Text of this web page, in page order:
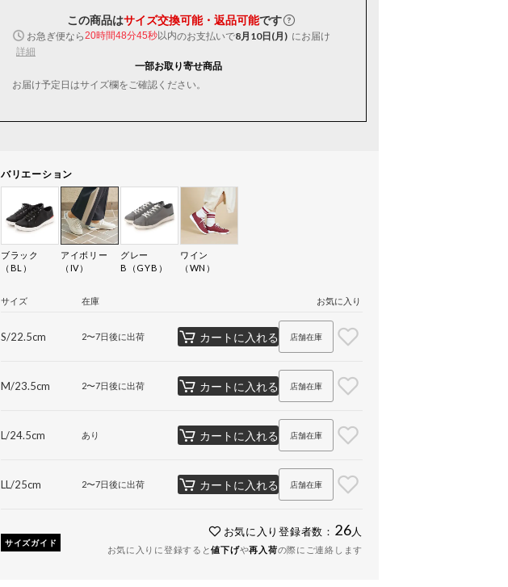
この商品はサイズ交換可能・返品可能です
お急ぎ便なら20時間48分45秒以内のお支払いで8月10日(月) にお届け
詳細
一部お取り寄せ商品
お届け予定日はサイズ欄をご確認ください。
バリエーション
ブラック
（BL）
アイボリー
（IV）
グレー
B（GYB）
ワイン
（WN）
サイズ 在庫 お気に入り
S/22.5cm 2〜7日後に出荷 カートに入れる 店舗在庫
M/23.5cm 2〜7日後に出荷 カートに入れる 店舗在庫
L/24.5cm あり カートに入れる 店舗在庫
LL/25cm 2〜7日後に出荷 カートに入れる 店舗在庫
サイズガイド
お気に入り登録者数： 26 人
お気に入りに登録すると値下げや再入荷の際にご連絡します